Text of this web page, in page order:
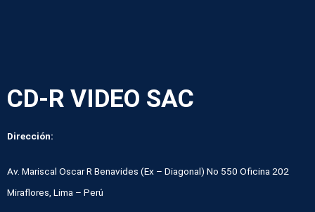
CD-R VIDEO SAC
Dirección:
Av. Mariscal Oscar R Benavides (Ex – Diagonal) No 550 Oficina 202
Miraflores, Lima – Perú